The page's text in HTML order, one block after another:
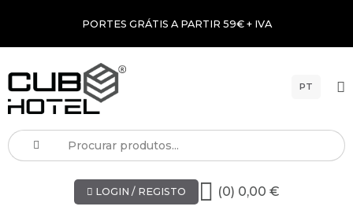
PORTES GRÁTIS A PARTIR 59€ + IVA
PT
LOGIN / REGISTO (0) 0,00 €